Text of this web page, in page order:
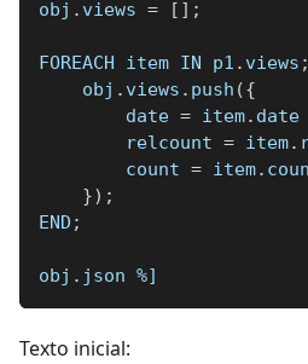
obj . views = [ ] ;
FOREACH item IN p1 . views ;
    obj
. views . push ({
        date
= item. date
        relcount
= item.
        count
= item.
}) ;
END ;
obj . json %]
Texto inicial: